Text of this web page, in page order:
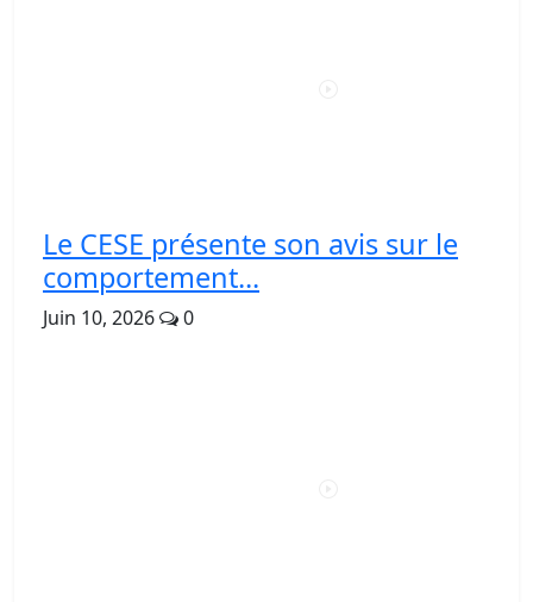
Le CESE présente son avis sur le
comportement...
Juin 10, 2026 0